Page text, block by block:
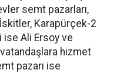
semt pazarları,
Karapürçek-2
ise Ali Ersoy ve
hizmet
pazarı ise